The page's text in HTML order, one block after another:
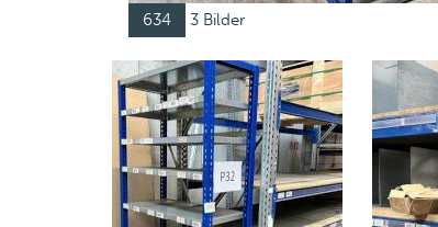
634 3 Bilder